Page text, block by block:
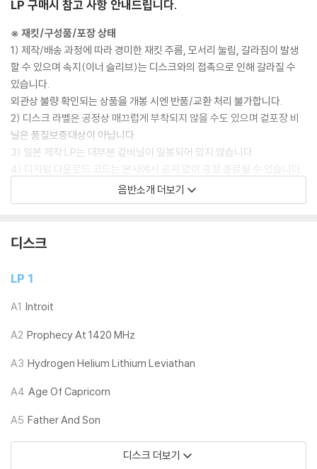
LP 구매시 참고 사항 안내드립니다.
※ 재킷/구성품/포장 상태
1) 제작/배송 과정에 따라 경미한 재킷 주름, 모서리 눌림, 갈라짐이 발생
할 수 있으며 속지(이너 슬리브)는 디스크와의 접촉으로 인해 갈라질 수
있습니다.
외관상 불량 확인되는 상품을 개봉 시엔 반품/교환 처리 불가합니다.
2) 디스크 라벨은 공정상 매끄럽게 부착되지 않을 수도 있으며 겉포장 비
닐은 품질보증대상이 아닙니다.
3) 일본 제작 LP는 대부분 겉비닐이 밀봉되어 있지 않습니다.
4) 디지털 다운로드 코드는 본사에서 공지 없이 증정 종료될 수 있습니다.
※ 재생 불량
모델) 다이내믹 사운드의 편차가 큰 트랙을 재생할 때 이상 현상이 발생할
수 있습니다.
기기 문제로 인해 발생하는 재생 불량 현상에 대해서는 반품/교환이 불가
2) 디스크는 정전기와 먼지로 인해 재생이 원활하지 않은 경우가 있습니
3) 바늘에 먼지가 쌓이는 경우에도 재생이 원활하지 않을 수 있습니다.
※ 디스크 외관 불량
1) 열을 가하여 제작하는 바이닐 공정 특성상 디스크 표면이 미세하게 울
재생이 불안정한 경우 스태빌라이저를 사용하시면 좀 더 안정적인 재생이
가능합니다.
2) 재생 음역의 왜곡을 최소화 하고 반복 재생시에도 최대한 일관되게 유
음반소개 더보기
디스크
LP 1
A1 Introit
A2 Prophecy At 1420 MHz
A3 Hydrogen Helium Lithium Leviathan
A4 Age Of Capricorn
A5 Father And Son
디스크 더보기